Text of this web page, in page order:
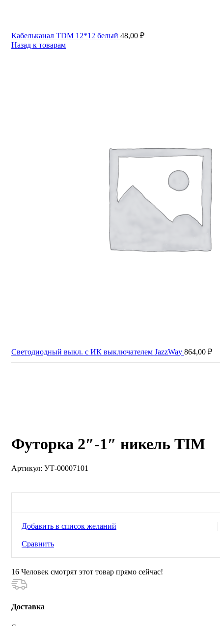
Кабельканал TDM 12*12 белый 48,00 ₽
Назад к товарам
Светодиодный выкл. с ИК выключателем JazzWay 864,00 ₽
Футорка 2″-1″ никель TIM
Артикул: УТ-00007101
Добавить в список желаний
Сравнить
16 Человек смотрят этот товар прямо сейчас!
Доставка